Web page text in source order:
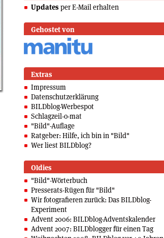
Updates per E-Mail erhalten
Gehostet von
Extras
Impressum
Datenschutzerklärung
BILDblog-Werbespot
Schlagzeil-o-mat
"Bild"-Auflage
Ratgeber: Hilfe, ich bin in "Bild"
Wer liest BILDblog?
Oldies
"Bild"-Wörterbuch
Presserats-Rügen für "Bild"
Wir fotografieren zurück: Das BILDblog-
Experiment
Advent 2006: BILDblog-Adventskalender
Advent 2007: BILDblogger für einen Tag